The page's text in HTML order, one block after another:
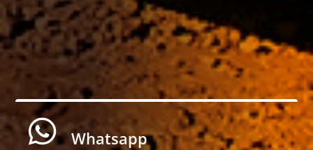
 Whatsapp